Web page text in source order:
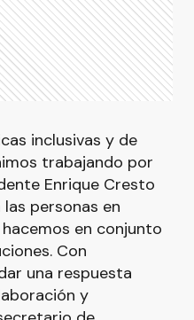
inclusivas y de
trabajando por
Enrique Cresto
personas en
en conjunto
Con
una respuesta
y